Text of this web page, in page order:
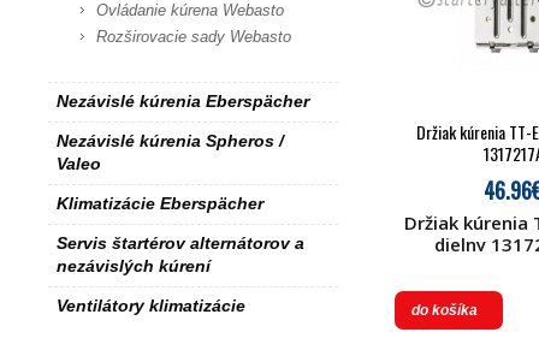
Ovládanie kúrena Webasto
Rozširovacie sady Webasto
Nezávislé kúrenia Eberspächer
Nezávislé kúrenia Spheros /
Valeo
Klimatizácie Eberspächer
Servis štartérov alternátorov a
nezávislých kúrení
Ventilátory klimatizácie
Držiak kúrenia TT-
Držiak kúrenia
dielny
do košíka